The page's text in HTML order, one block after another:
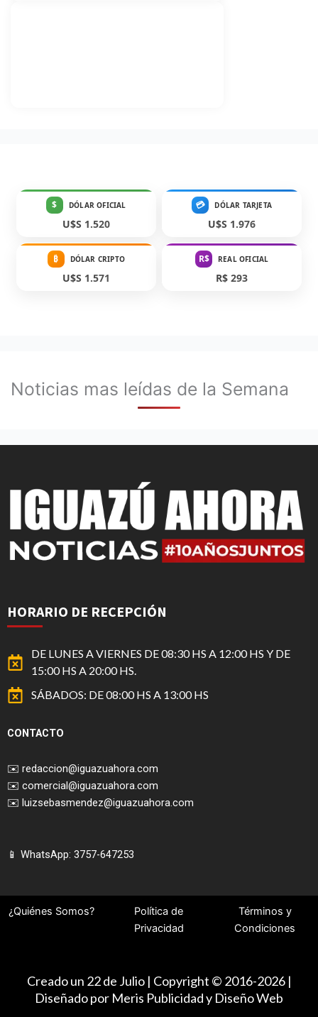
$ DÓLAR OFICIAL
U$S 1.520
💳 DÓLAR TARJETA
U$S 1.976
₿ DÓLAR CRIPTO
U$S 1.571
R$ REAL OFICIAL
R$ 293
Noticias mas leídas de la Semana
HORARIO DE RECEPCIÓN
DE LUNES A VIERNES DE 08:30 HS A 12:00 HS Y DE
15:00 HS A 20:00 HS.
SÁBADOS: DE 08:00 HS A 13:00 HS
CONTACTO
✉️ redaccion@iguazuahora.com
✉️ comercial@iguazuahora.com
✉️ luizsebasmendez@iguazuahora.com
📱 WhatsApp: 3757-647253
¿Quiénes Somos?
Política de
Privacidad
Términos y
Condiciones
Creado un 22 de Julio | Copyright © 2016-2026 |
Diseñado por Meris Publicidad y Diseño Web